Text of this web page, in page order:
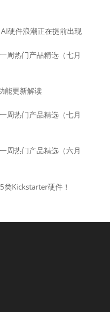
硬件浪潮正在提前出现
周热门产品精选（七月
能更新解读
周热门产品精选（七月
周热门产品精选（六月
类Kickstarter硬件！